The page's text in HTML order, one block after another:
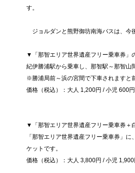
す。
ジョルダンと熊野御坊南海バスは、今
▼「那智エリア世界遺産フリー乗車券」
紀伊勝浦駅から乗車し、那智駅～那智山
※勝浦局前～浜の宮間で下車されますと
価格（税込）：大人 1,200円 / 小児 600円
▼「那智エリア世界遺産フリー乗車券＋
「那智エリア世界遺産フリー乗車券」
ケットです。
価格（税込）：大人 3,800円 / 小児 1,900